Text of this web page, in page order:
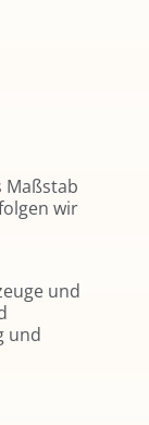
Maßstab
wir
und
und